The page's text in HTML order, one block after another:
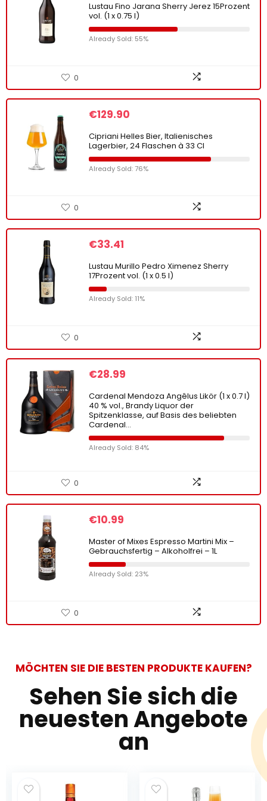
Lustau Fino Jarana Sherry Jerez 15Prozent
vol. (1 x 0.75 l)
Already Sold: 55%
0
€129.90
Cipriani Helles Bier, Italienisches
Lagerbier, 24 Flaschen à 33 Cl
Already Sold: 76%
0
€33.41
Lustau Murillo Pedro Ximenez Sherry
17Prozent vol. (1 x 0.5 l)
Already Sold: 11%
0
€28.99
Cardenal Mendoza Angêlus Likör (1 x 0.7 l)
40 % vol., Brandy Liquor der
Spitzenklasse, auf Basis des beliebten
Cardenal…
Already Sold: 84%
0
€10.99
Master of Mixes Espresso Martini Mix –
Gebrauchsfertig – Alkoholfrei – 1L
Already Sold: 23%
0
MÖCHTEN SIE DIE BESTEN PRODUKTE KAUFEN?
Sehen Sie sich die
neuesten Angebote
an